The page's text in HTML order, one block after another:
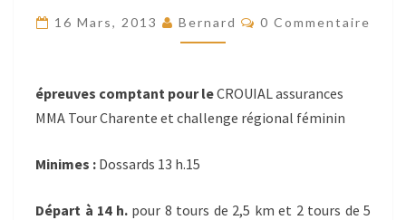
28
MINIMES
CADETS
16 Mars, 2013 Bernard Commentaires
0 Commentaire
épreuves comptant pour leCROUIAL assurances
MMA Tour Charente et challenge régional féminin
Minimes : Dossards 13 h.15
Départ à 14 h.pour 8 tours de 2,5 km et 2 tours de 5